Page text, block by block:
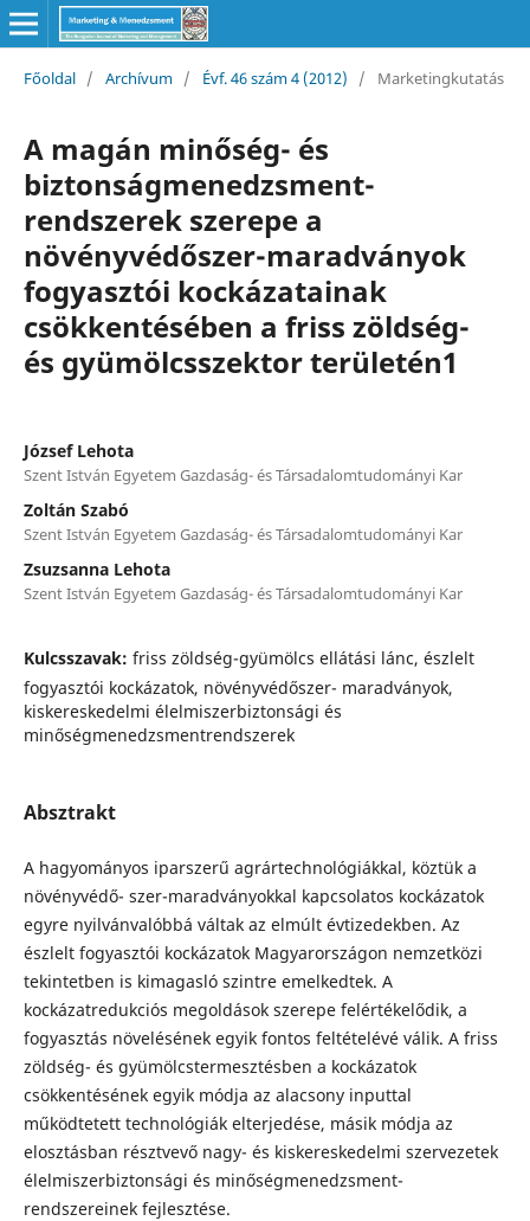
Főoldal / Archívum / Évf. 46 szám 4 (2012) / Marketingkutatás
A magán minőség- és
biztonságmenedzsment-
rendszerek szerepe a
növényvédőszer-maradványok
fogyasztói kockázatainak
csökkentésében a friss zöldség-
és gyümölcsszektor területén1
József Lehota
Szent István Egyetem Gazdaság- és Társadalomtudományi Kar
Zoltán Szabó
Szent István Egyetem Gazdaság- és Társadalomtudományi Kar
Zsuzsanna Lehota
Szent István Egyetem Gazdaság- és Társadalomtudományi Kar
Kulcsszavak: friss zöldség-gyümölcs ellátási lánc, észlelt
fogyasztói kockázatok, növényvédőszer- maradványok,
kiskereskedelmi élelmiszerbiztonsági és
minőségmenedzsmentrendszerek
Absztrakt
A hagyományos iparszerű agrártechnológiákkal, köztük a
növényvédő- szer-maradványokkal kapcsolatos kockázatok
egyre nyilvánvalóbbá váltak az elmúlt évtizedekben. Az
észlelt fogyasztói kockázatok Magyarországon nemzetközi
tekintetben is kimagasló szintre emelkedtek. A
kockázatredukciós megoldások szerepe felértékelődik, a
fogyasztás növelésének egyik fontos feltételévé válik. A friss
zöldség- és gyümölcstermesztésben a kockázatok
csökkentésének egyik módja az alacsony inputtal
működtetett technológiák elterjedése, másik módja az
elosztásban résztvevő nagy- és kiskereskedelmi szervezetek
élelmiszerbiztonsági és minőségmenedzsment-
rendszereinek fejlesztése.